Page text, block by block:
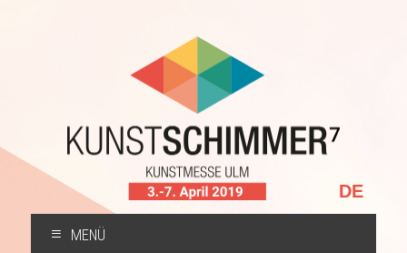
Sprache
auswählen
MENÜ